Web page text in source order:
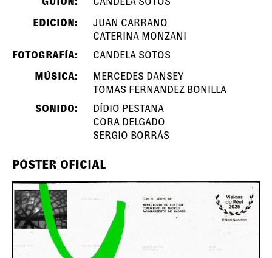
EDICIÓN:
JUAN CARRANO
CATERINA MONZANI
FOTOGRAFÍA:
CANDELA SOTOS
MÚSICA:
MERCEDES DANSEY
TOMAS FERNÁNDEZ BONILLA
SONIDO:
DÍDIO PESTANA
CORA DELGADO
SERGIO BORRÁS
PÓSTER OFICIAL